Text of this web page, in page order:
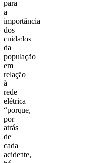
para
a
importância
dos
cuidados
da
população
em
relação
à
rede
elétrica
“porque,
por
atrás
de
cada
acidente,